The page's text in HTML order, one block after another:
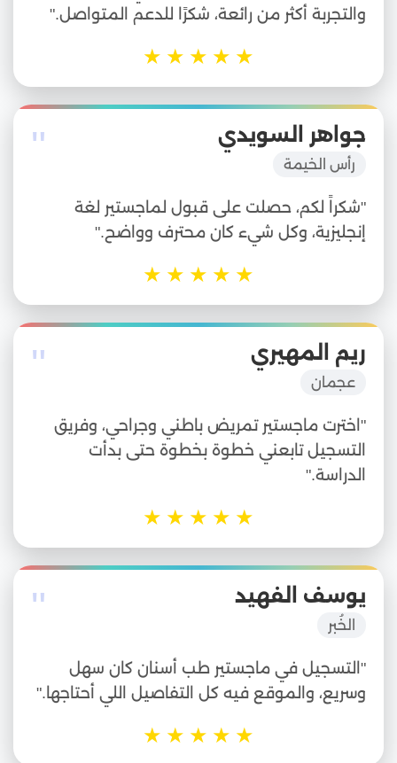
والتجربة أكثر من رائعة، شكرًا للدعم المتواصل."
★
★
★
★
★
" جواهر السويدي
رأس الخيمة
"شكراً لكم، حصلت على قبول لماجستير لغة
إنجليزية، وكل شيء كان محترف وواضح."
★
★
★
★
★
" ريم المهيري
عجمان
"اخترت ماجستير تمريض باطني وجراحي، وفريق
التسجيل تابعني خطوة بخطوة حتى بدأت
الدراسة."
★
★
★
★
★
" يوسف الفهيد
الخُبر
"التسجيل في ماجستير طب أسنان كان سهل
وسريع، والموقع فيه كل التفاصيل اللي أحتاجها."
★
★
★
★
★